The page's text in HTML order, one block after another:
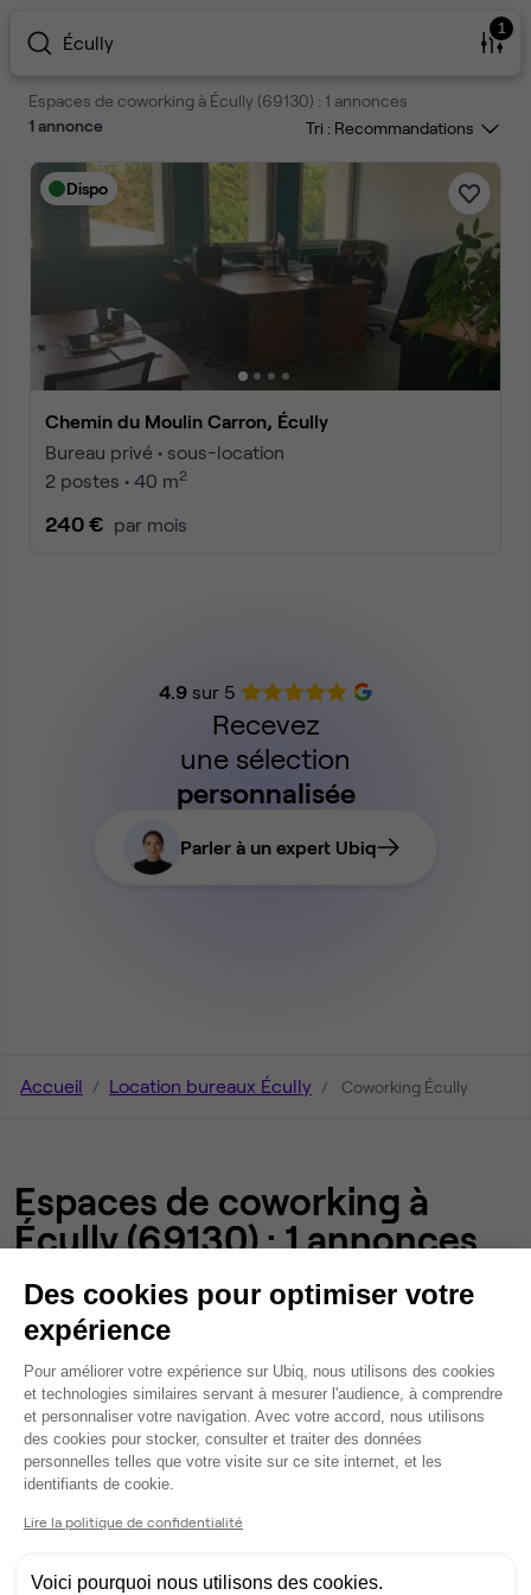
Écully
1
Espaces de coworking à Écully (69130) : 1 annonces
1annonce Tri :
Dispo
Chemin du Moulin Carron, Écully
Bureau privé • sous-location
2 postes • 40 m2
240 € par mois
4.9sur 5
Recevez
une sélection
personnalisée
Parler à un expert Ubiq
Accueil Location bureaux Écully Coworking Écully
Espaces de coworking à
Écully (69130) : 1 annonces
Nos autres annonces de bureaux et
d'espaces de coworking à Écully
NOS ESPACES DE COWORKING DANS LE DÉPARTEMENT RHÔNE
Espaces de coworking à
Charbonnières-les-Bains
Des cookies pour optimiser votre
expérience
Plateforme de Gestion du
Pour améliorer votre expérience sur Ubiq, nous utilisons des cookies
et technologies similaires servant à mesurer l'audience, à comprendre
et personnaliser votre navigation. Avec votre accord, nous utilisons
des cookies pour stocker, consulter et traiter des données
personnelles telles que votre visite sur ce site internet, et les
identifiants de cookie.
Lire la politique de confidentialité
Voici pourquoi nous utilisons des cookies.